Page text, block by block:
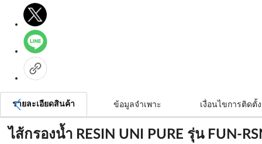
รายละเอียดสินค้า ข้อมูลจำเพาะ เงื่อนไขการติดตั้ง
ไส้กรองน้ำ RESIN UNI PURE รุ่น FUN-